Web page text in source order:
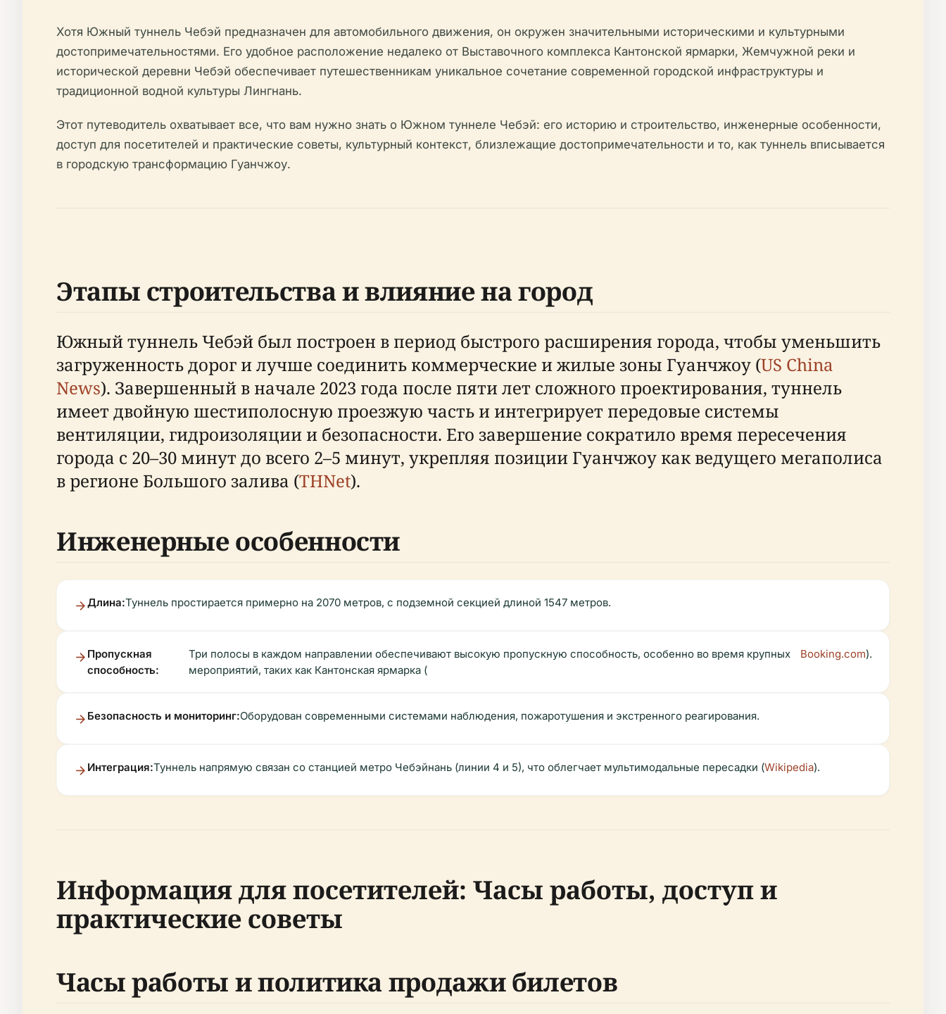
Хотя Южный туннель Чебэй предназначен для автомобильного движения, он окружен значительными историческими и культурными
достопримечательностями. Его удобное расположение недалеко от Выставочного комплекса Кантонской ярмарки, Жемчужной реки и
исторической деревни Чебэй обеспечивает путешественникам уникальное сочетание современной городской инфраструктуры и
традиционной водной культуры Лингнань.
Этот путеводитель охватывает все, что вам нужно знать о Южном туннеле Чебэй: его историю и строительство, инженерные особенности,
доступ для посетителей и практические советы, культурный контекст, близлежащие достопримечательности и то, как туннель вписывается
в городскую трансформацию Гуанчжоу.
Этапы строительства и влияние на город
Южный туннель Чебэй был построен в период быстрого расширения города, чтобы уменьшить
загруженность дорог и лучше соединить коммерческие и жилые зоны Гуанчжоу (US China
News). Завершенный в начале 2023 года после пяти лет сложного проектирования, туннель
имеет двойную шестиполосную проезжую часть и интегрирует передовые системы
вентиляции, гидроизоляции и безопасности. Его завершение сократило время пересечения
города с 20–30 минут до всего 2–5 минут, укрепляя позиции Гуанчжоу как ведущего мегаполиса
в регионе Большого залива (THNet).
Инженерные особенности
Длина:Туннель простирается примерно на 2070 метров, с подземной секцией длиной 1547 метров.
Пропускная
способность:
Три полосы в каждом направлении обеспечивают высокую пропускную способность, особенно во время крупных
мероприятий, таких как Кантонская ярмарка (
Booking.com).
Безопасность и мониторинг:Оборудован современными системами наблюдения, пожаротушения и экстренного реагирования.
Интеграция:Туннель напрямую связан со станцией метро Чебэйнань (линии 4 и 5), что облегчает мультимодальные пересадки (Wikipedia).
Информация для посетителей: Часы работы, доступ и
практические советы
Часы работы и политика продажи билетов